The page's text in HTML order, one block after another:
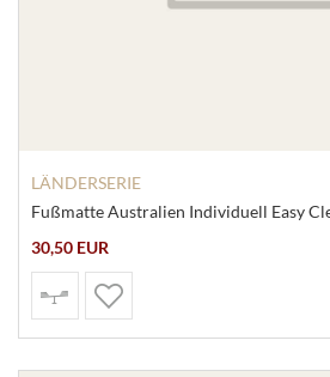
LÄNDERSERIE
Fußmatte Australien Individuell Easy
30,50 EUR